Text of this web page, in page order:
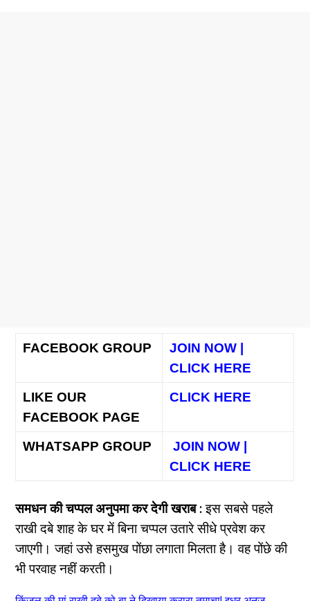
FACEBOOK GROUP
JOIN NOW |
CLICK HERE
LIKE OUR
FACEBOOK PAGE
CLICK HERE
WHATSAPP GROUP
JOIN NOW |
CLICK HERE
समधन की चप्पल अनुपमा कर देगी खराब : इस सबसे पहले
राखी दबे शाह के घर में बिना चप्पल उतारे सीधे प्रवेश कर
जाएगी। जहां उसे हसमुख पोंछा लगाता मिलता है। वह पोंछे की
भी परवाह नहीं करती।